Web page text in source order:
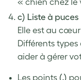
c) Liste à puces
Elle est au cœur
Différents
aider à gérer
Les points (.)